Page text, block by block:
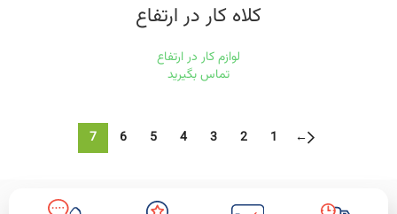
کلاه کار در ارتفاع
لوازم کار در ارتفاع
تماس بگیرید
←
1
2
3
4
5
6
7